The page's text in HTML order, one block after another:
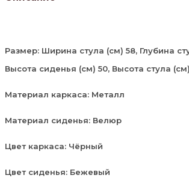
Размер: Ширина стула (см) 58, Глубина
Высота сиденья (см) 50, Высота стула
Материал каркаса: Металл
Материал сиденья: Велюр
Цвет каркаса: Чёрный
Цвет сиденья: Бежевый